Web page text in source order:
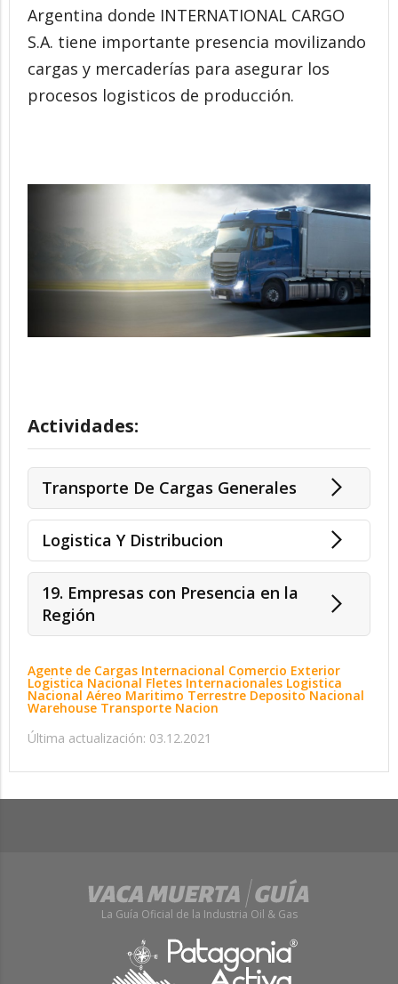
Argentina donde INTERNATIONAL CARGO
S.A. tiene importante presencia movilizando
cargas y mercaderías para asegurar los
procesos logisticos de producción.
Actividades:
Transporte De Cargas Generales
Logistica Y Distribucion
19. Empresas con Presencia en la
Región
Agente de Cargas Internacional Comercio Exterior
Logistica Nacional Fletes Internacionales Logistica
Nacional Aéreo Maritimo Terrestre Deposito Nacional
Warehouse Transporte Nacion
Última actualización: 03.12.2021
La Guía Oficial de la Industria Oil & Gas